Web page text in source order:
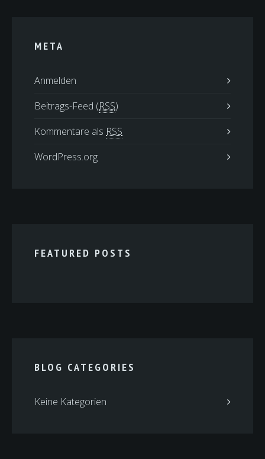
META
Anmelden
Beitrags-Feed (RSS)
Kommentare als RSS
WordPress.org
FEATURED POSTS
BLOG CATEGORIES
Keine Kategorien